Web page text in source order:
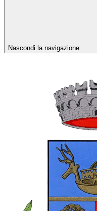
Nascondi la navigazione